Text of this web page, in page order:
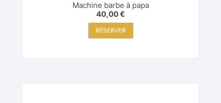
Machine barbe à papa
40,00€
RÉSERVER